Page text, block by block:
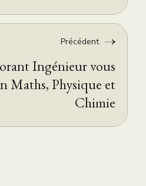
Précédent
Ingénieur vous
Maths, Physique et
Chimie